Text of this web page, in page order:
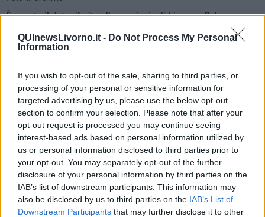
QUInewsLivorno.it - Do Not Process My Personal
Information
If you wish to opt-out of the sale, sharing to third parties, or
processing of your personal or sensitive information for
targeted advertising by us, please use the below opt-out
section to confirm your selection. Please note that after your
opt-out request is processed you may continue seeing
interest-based ads based on personal information utilized by
us or personal information disclosed to third parties prior to
your opt-out. You may separately opt-out of the further
disclosure of your personal information by third parties on the
IAB’s list of downstream participants. This information may
also be disclosed by us to third parties on the IAB’s List of
Downstream Participants that may further disclose it to other
È questo il dato riferito alla provincia di Livorno. Dal
monitoraggio settimanale emerge un aumento di casi in
Toscana
PROVINCIA DI LIVORNO —Negli ultimi 7 giorni in provincia di
Livorno sono stati registrati4 nuovi casi positivi al Covid-19.
Da inizio epidemia in tutta la provincia ci sono stati154.238contagi
967 decessi.